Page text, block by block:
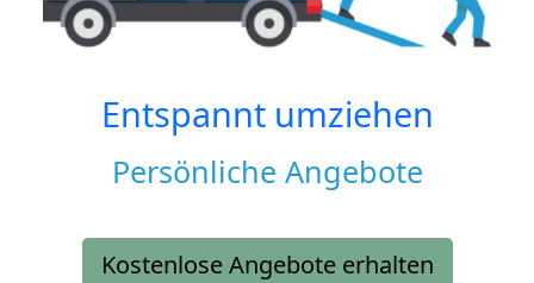
Entspannt umziehen
Persönliche Angebote
Kostenlose Angebote erhalten